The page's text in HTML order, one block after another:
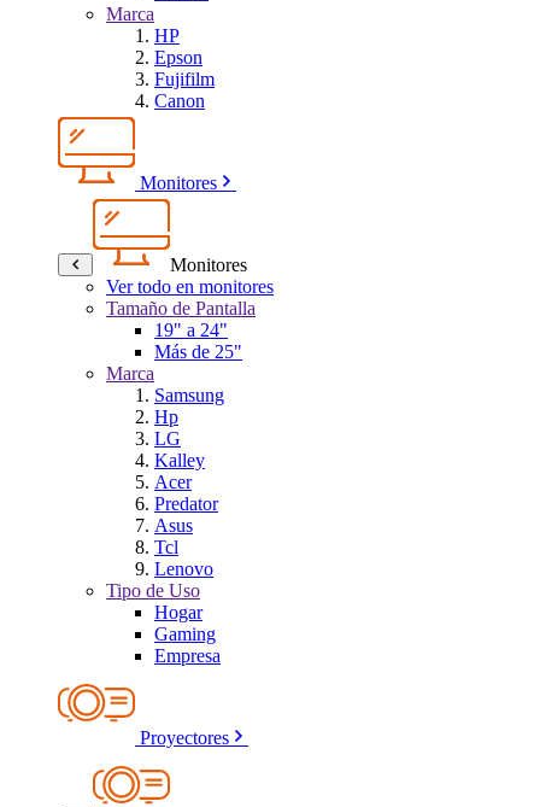
Marca
HP
Epson
Fujifilm
Canon
Monitores
Monitores
Ver todo en monitores
Tamaño de Pantalla
19" a 24"
Más de 25"
Marca
Samsung
Hp
LG
Kalley
Acer
Predator
Asus
Tcl
Lenovo
Tipo de Uso
Hogar
Gaming
Empresa
Proyectores